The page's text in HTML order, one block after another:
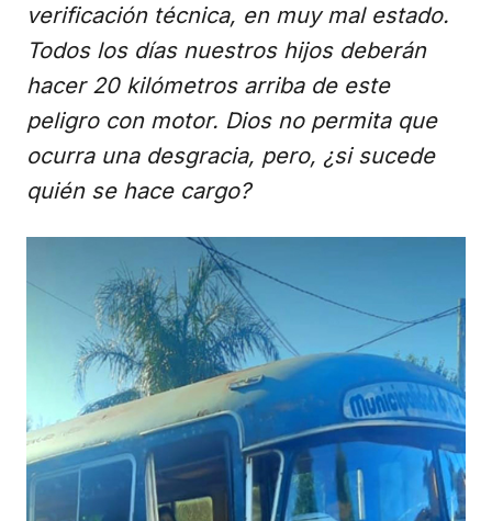
verificación técnica, en muy mal estado.
Todos los días nuestros hijos deberán
hacer 20 kilómetros arriba de este
peligro con motor. Dios no permita que
ocurra una desgracia, pero, ¿si sucede
quién se hace cargo?